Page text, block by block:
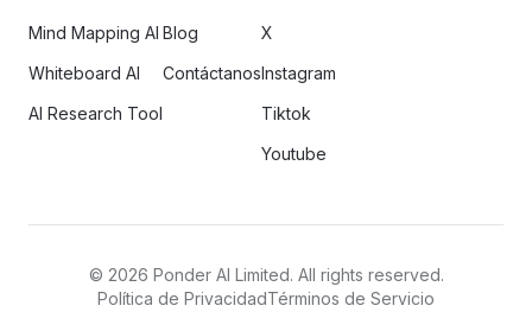
Mind Mapping AI
Whiteboard AI
AI Research Tool
Blog
Contáctanos
X
Instagram
Tiktok
Youtube
© 2026 Ponder AI Limited. All rights reserved.
Política de PrivacidadTérminos de Servicio